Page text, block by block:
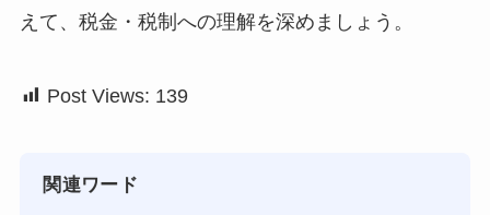
えて、税金・税制への理解を深めましょう。
Post Views: 139
関連ワード